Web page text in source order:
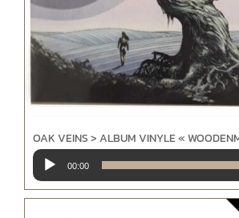
OAK VEINS > ALBUM VINYLE «
Lecteur
audio
00:00